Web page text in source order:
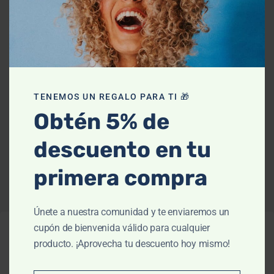
Facial y Corporal 500ml NOREVA
$920.00
828.00
AÑADIR AL CARRITO
TENEMOS UN REGALO PARA TI 🎁
Obtén 5% de
descuento en tu
primera compra
Únete a nuestra comunidad y te enviaremos un
cupón de bienvenida válido para cualquier
producto. ¡Aprovecha tu descuento hoy mismo!